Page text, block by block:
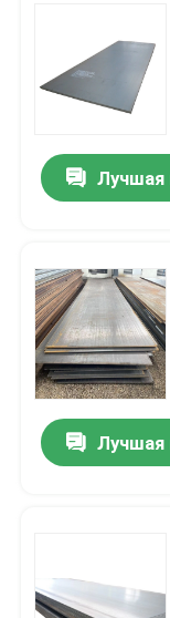
Товары
О нас
Контроль
Свяжитесь с
Сделать
алюминиевая
Лучшая
Лучшая